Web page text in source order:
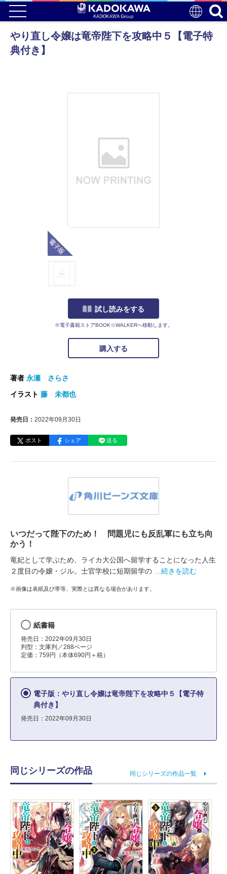
やり直し令嬢は竜帝陛下を攻略中５【電子特
典付き】
試し読みをする
※電子書籍ストアBOOK☆WALKERへ移動します。
購入する
著者 永瀬 さらさ
イラスト 藤 未都也
発売日： 2022年09月30日
ポスト シェア 送る
いつだって陛下のため！ 問題児にも反乱軍にも立ち向
かう！
竜妃として学ぶため、ライカ大公国へ留学することになった人生
２度目の令嬢・ジル。士官学校に短期留学の
…続きを読む
※画像は表紙及び帯等、実際とは異なる場合があります。
紙書籍
発売日：2022年09月30日
判型：文庫判／288ページ
定価：759円（本体690円＋税）
電子版：やり直し令嬢は竜帝陛下を攻略中５【電子特
典付き】
発売日：2022年09月30日
同じシリーズの作品 同じシリーズの作品一覧